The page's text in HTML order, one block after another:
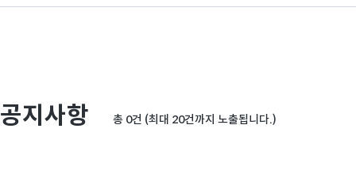
공지사항 총 0건 (최대 20건까지 노출됩니다.)